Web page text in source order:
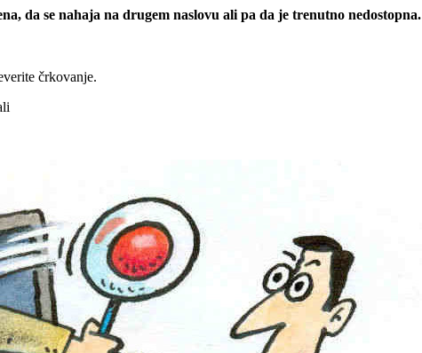
da se nahaja na drugem naslovu ali pa da je trenutno nedostopna.
črkovanje.